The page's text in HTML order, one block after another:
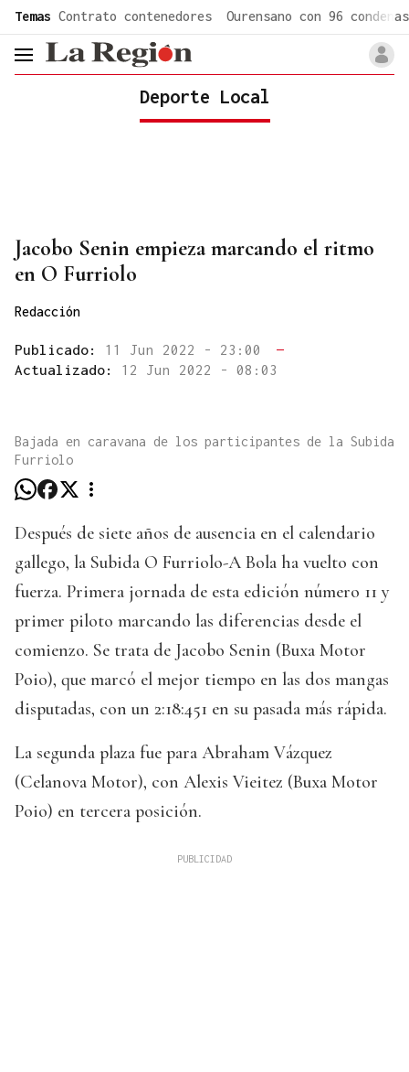
Temas Contrato contenedores Ourensano con 96 condenas
header.menu.open
Deporte Local
Jacobo Senin empieza marcando el ritmo
en O Furriolo
Redacción
Publicado: 11 Jun 2022 - 23:00
—
Actualizado: 12 Jun 2022 - 08:03
Bajada en caravana de los participantes de la Subida
Furriolo
Después de siete años de ausencia en el calendario
gallego, la Subida O Furriolo-A Bola ha vuelto con
fuerza. Primera jornada de esta edición número 11 y
primer piloto marcando las diferencias desde el
comienzo. Se trata de Jacobo Senin (Buxa Motor
Poio), que marcó el mejor tiempo en las dos mangas
disputadas, con un 2:18:451 en su pasada más rápida.
La segunda plaza fue para Abraham Vázquez
(Celanova Motor), con Alexis Vieitez (Buxa Motor
Poio) en tercera posición.